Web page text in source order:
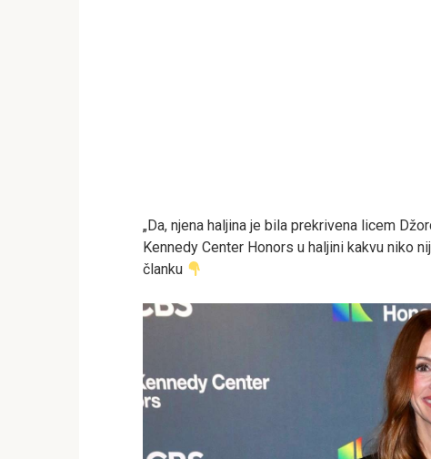
„Da, njena haljina je bila prekrivena licem
Kennedy Center Honors u haljini kakvu niko
članku